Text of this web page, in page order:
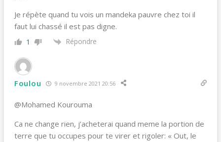
Je répète quand tu vois un mandeka pauvre chez toi il
faut lui chassé il est pas digne.
1 Répondre
Foulou 9 novembre 2021 20:56
@Mohamed Kourouma
Ca ne change rien, j’acheterai quand meme la portion de
terre que tu occupes pour te virer et rigoler: « Out, le